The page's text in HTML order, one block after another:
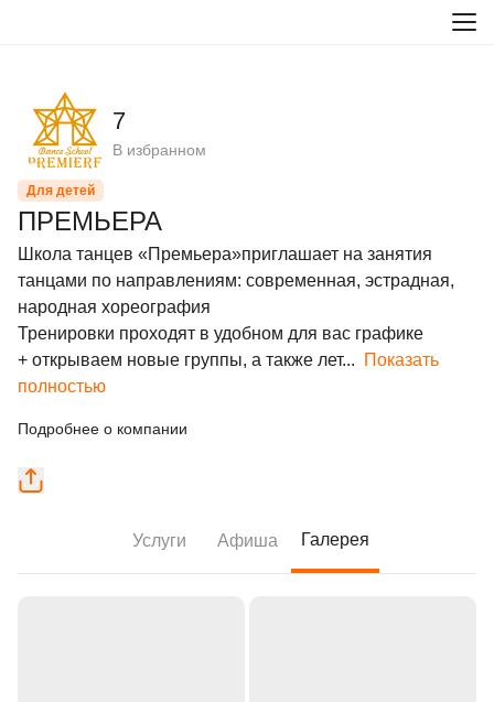
7
В избранном
Для детей
ПРЕМЬЕРА
Школа танцев «Премьера»приглашает на занятия
танцами по направлениям: современная, эстрадная,
народная хореография
Тренировки проходят в удобном для вас графике
+ открываем новые группы, а также лет... Показать
полностью
Подробнее о компании
Услуги Афиша Галерея